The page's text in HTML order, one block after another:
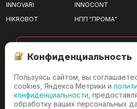
INNOVARI
INNOCONT
HIKROBOT
НПП "ПРОМА"
г. Ижевск
г. Ижевск, проезд имени
Дерябина, д.3/36
Конфиденциальность
Пользуясь сайтом, вы
cookies, Яндекса Метрики и
конфиденциальности ,
обработку ваших персональных